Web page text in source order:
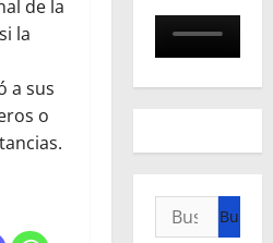
de la
la
a sus
o
Buscar: